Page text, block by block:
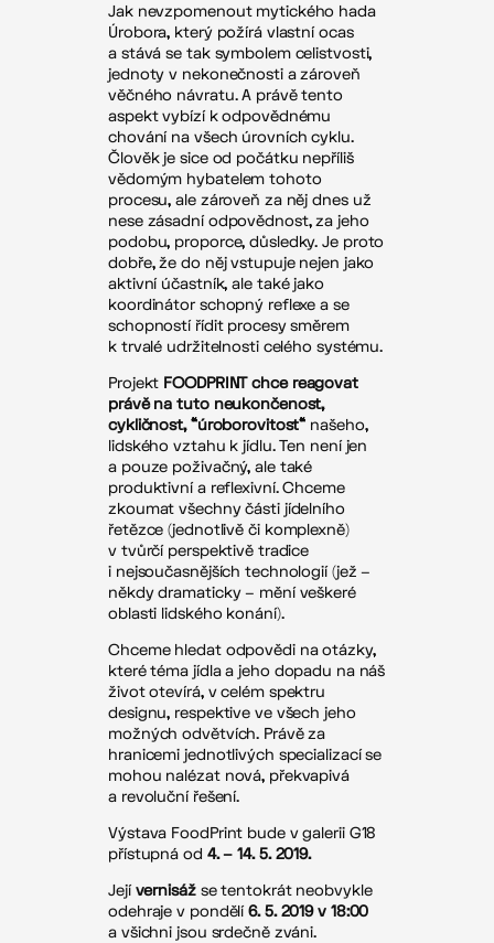
Jak nevzpomenout mytického hada
Úrobora, který požírá vlastní ocas
a stává se tak symbolem celistvosti,
jednoty v nekonečnosti a zároveň
věčného návratu. A právě tento
aspekt vybízí k odpovědnému
chování na všech úrovních cyklu.
Člověk je sice od počátku nepříliš
vědomým hybatelem tohoto
procesu, ale zároveň za něj dnes už
nese zásadní odpovědnost, za jeho
podobu, proporce, důsledky. Je proto
dobře, že do něj vstupuje nejen jako
aktivní účastník, ale také jako
koordinátor schopný reflexe a se
schopností řídit procesy směrem
k trvalé udržitelnosti celého systému.
Projekt FOODPRINT chce reagovat
právě na tuto neukončenost,
cykličnost, “úroborovitost“ našeho,
lidského vztahu k jídlu. Ten není jen
a pouze poživačný, ale také
produktivní a reflexivní. Chceme
zkoumat všechny části jídelního
řetězce (jednotlivě či komplexně)
v tvůrčí perspektivě tradice
i nejsoučasnějších technologií (jež –
někdy dramaticky – mění veškeré
oblasti lidského konání).
Chceme hledat odpovědi na otázky,
které téma jídla a jeho dopadu na náš
život otevírá, v celém spektru
designu, respektive ve všech jeho
možných odvětvích. Právě za
hranicemi jednotlivých specializací se
mohou nalézat nová, překvapivá
a revoluční řešení.
Výstava FoodPrint bude v galerii G18
přístupná od 4. – 14. 5. 2019.
Jejívernisážse tentokrát neobvykle
odehraje v pondělí6. 5. 2019 v 18:00
a všichni jsou srdečně zváni.